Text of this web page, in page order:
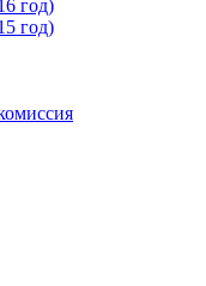
год)
год)